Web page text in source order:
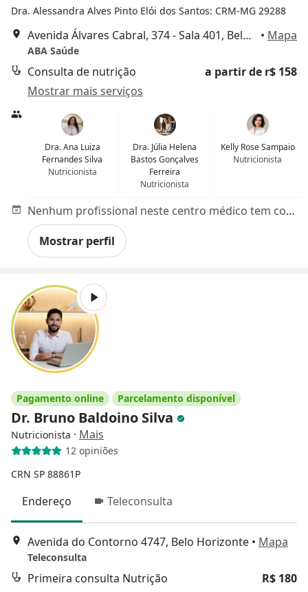
Dra. Alessandra Alves Pinto Elói dos Santos: CRM-MG 29288
Avenida Álvares Cabral, 374 - Sala 401, Belo Horizonte • Mapa
ABA Saúde
Consulta de nutrição
a partir de r$ 158
Mostrar mais serviços
Dra. Ana Luiza
Fernandes Silva
Nutricionista
Dra. Júlia Helena
Bastos Gonçalves
Ferreira
Nutricionista
Kelly Rose Sampaio
Nutricionista
Nenhum profissional neste centro médico tem consultas disponíveis
Mostrar perfil
Pagamento online Parcelamento disponível
Dr. Bruno Baldoino Silva
Nutricionista · Mais
12 opiniões
CRN SP 88861P
Endereço Teleconsulta
Avenida do Contorno 4747, Belo Horizonte • Mapa
Teleconsulta
Primeira consulta Nutrição
R$ 180